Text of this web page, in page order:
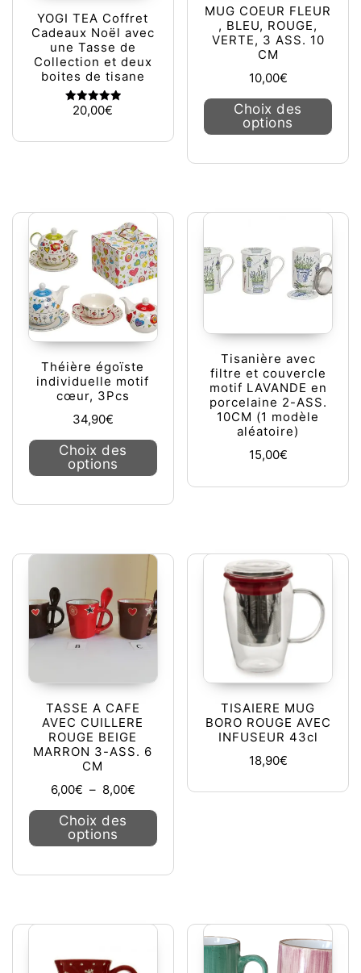
YOGI TEA Coffret
Cadeaux Noël avec
une Tasse de
Collection et deux
boites de tisane
Note
5.00
20,00€
MUG COEUR FLEUR
, BLEU, ROUGE,
VERTE, 3 ASS. 10
CM
10,00€
Choix des
options
Théière égoïste
individuelle motif
cœur, 3Pcs
34,90€
Choix des
options
Ce produit a plusieurs variations.
Tisanière avec
filtre et couvercle
motif LAVANDE en
porcelaine 2-ASS.
10CM (1 modèle
aléatoire)
15,00€
TASSE A CAFE
AVEC CUILLERE
ROUGE BEIGE
MARRON 3-ASS. 6
CM
6,00€ – 8,00€Plage de prix : 6,00€ à 8,00€
Choix des
options
Ce produit a plusieurs variations.
TISAIERE MUG
BORO ROUGE AVEC
INFUSEUR 43cl
18,90€